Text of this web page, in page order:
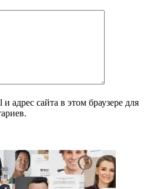
адрес сайта в этом браузере для